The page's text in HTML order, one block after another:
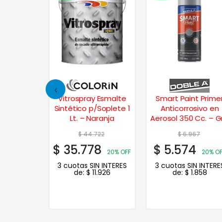
Vitrospray Esmalte
Sintético p/Soplete 1
Lt. – Naranja
$44.722
$ 35.778 20% OFF
3 cuotas SIN INTERES
de: $ 11.926
Smart Paint
Anticorrosivo en
Aerosol 350 Cc. –
$6.967
$ 5.574 20%
3 cuotas SIN
de: $ 1.858